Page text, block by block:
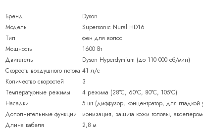
Бренд
Dyson
Модель
Supersonic Nural HD16
Тип
фен для волос
Мощность
1600 Вт
Двигатель
Dyson Hyperdymium (до 110 000 об/мин)
Скорость воздушного потока 41 л/с
Количество скоростей
3
Температурные режимы
4 режима (28°C, 60°C, 80°C, 105°C)
Насадки
5 шт (диффузор, концентратор, для
Дополнительные функции
ионизация, защита кожи головы,
Длина кабеля
2,8 м